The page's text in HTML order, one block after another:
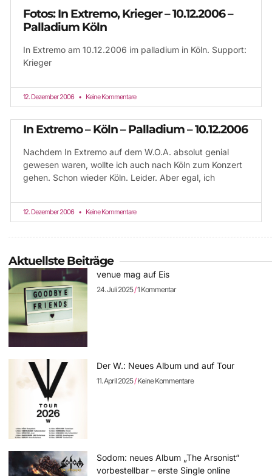
Fotos: In Extremo, Krieger – 10.12.2006 –
Palladium Köln
In Extremo am 10.12.2006 im palladium in Köln. Support:
Krieger
12. Dezember 2006 Keine Kommentare
In Extremo – Köln – Palladium – 10.12.2006
Nachdem In Extremo auf dem W.O.A. absolut genial
gewesen waren, wollte ich auch nach Köln zum Konzert
gehen. Schon wieder Köln. Leider. Aber egal, ich
12. Dezember 2006 Keine Kommentare
Aktuellste Beiträge
venue mag auf Eis
24. Juli 2025 1 Kommentar
Der W.: Neues Album und auf Tour
11. April 2025 Keine Kommentare
Sodom: neues Album „The Arsonist“
vorbestellbar – erste Single online